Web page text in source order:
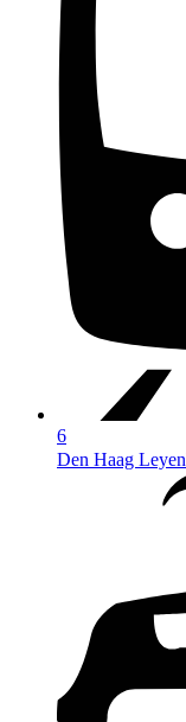
6
Den Haag